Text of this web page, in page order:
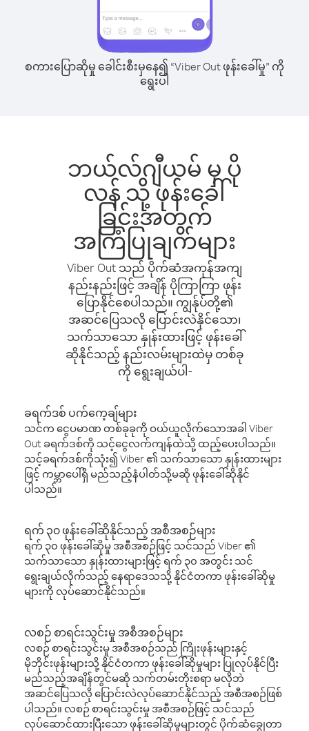
စကားပြောဆိုမှု ခေါင်းစီးမှနေ၍ “Viber Out ဖုန်းခေါ်မှု” ကို
ရွေးပါ
ဘယ်လ်ဂျီယမ် မှ ပို
လန် သို့ ဖုန်းခေါ်
ခြင်းအတွက်
အကြံပြုချက်များ
Viber Out သည် ပိုက်ဆံအကုန်အကျ
နည်းနည်းဖြင့် အချိန် ပိုကြာကြာ ဖုန်း
ပြောနိုင်စေပါသည်။ ကျွန်ုပ်တို့၏
အဆင်ပြေသလို ပြောင်းလဲနိုင်သော၊
သက်သာသော နှုန်းထားဖြင့် ဖုန်းခေါ်
ဆိုနိုင်သည့် နည်းလမ်းများထဲမှ တစ်ခု
ကို ရွေးချယ်ပါ-
ခရက်ဒစ် ပက်ကေ့ချ်များ
သင်က ငွေပမာဏ တစ်ခုခုကို ဝယ်ယူလိုက်သောအခါ Viber
Out ခရက်ဒစ်ကို သင့်ငွေလက်ကျန်ထဲသို့ ထည့်ပေးပါသည်။
သင့်ခရက်ဒစ်ကိုသုံး၍ Viber ၏ သက်သာသော နှုန်းထားများ
ဖြင့် ကမ္ဘာပေါ်ရှိ မည်သည့်နံပါတ်သို့မဆို ဖုန်းခေါ်ဆိုနိုင်
ပါသည်။
ရက် ၃၀ ဖုန်းခေါ်ဆိုနိုင်သည့် အစီအစဉ်များ
ရက် ၃၀ ဖုန်းခေါ်ဆိုမှု အစီအစဉ်ဖြင့် သင်သည် Viber ၏
သက်သာသော နှုန်းထားများဖြင့် ရက် ၃၀ အတွင်း သင်
ရွေးချယ်လိုက်သည့် နေရာဒေသသို့ နိုင်ငံတကာ ဖုန်းခေါ်ဆိုမှု
များကို လုပ်ဆောင်နိုင်သည်။
လစဉ် စာရင်းသွင်းမှု အစီအစဉ်များ
လစဉ် စာရင်းသွင်းမှု အစီအစဉ်သည် ကြိုးဖုန်းများနှင့်
မိုဘိုင်းဖုန်းများသို့ နိုင်ငံတကာ ဖုန်းခေါ်ဆိုမှုများ ပြုလုပ်နိုင်ပြီး
မည်သည့်အချိန်တွင်မဆို သက်တမ်းတိုးစရာ မလိုဘဲ
အဆင်ပြေသလို ပြောင်းလဲလုပ်ဆောင်နိုင်သည့် အစီအစဉ်ဖြစ်
ပါသည်။ လစဉ် စာရင်းသွင်းမှု အစီအစဉ်ဖြင့် သင်သည်
လုပ်ဆောင်ထားပြီးသော ဖုန်းခေါ်ဆိုမှုများတွင် ပိုက်ဆံချွေတာ